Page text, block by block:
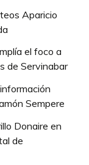
Aparicio
el foco a
de Servinabar
Sempere
Donaire en
de